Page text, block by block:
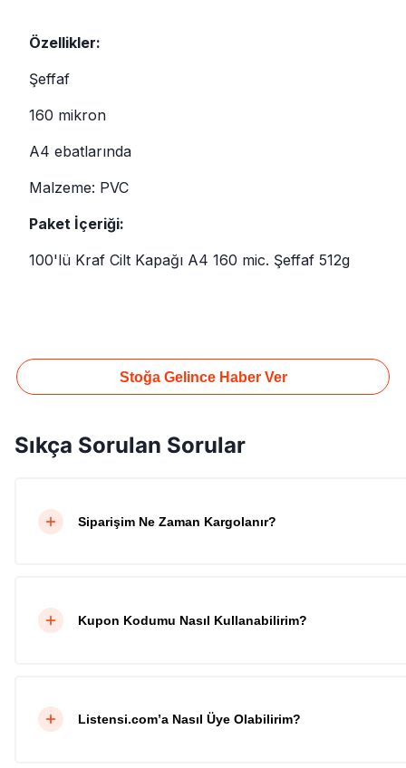
Özellikler:
Şeffaf
160 mikron
A4 ebatlarında
Malzeme: PVC
Paket İçeriği:
100'lü Kraf Cilt Kapağı A4 160 mic. Şeffaf 512g
Stoğa Gelince Haber Ver
Sıkça Sorulan Sorular
Siparişim Ne Zaman Kargolanır?
Kupon Kodumu Nasıl Kullanabilirim?
Listensi.com’a Nasıl Üye Olabilirim?